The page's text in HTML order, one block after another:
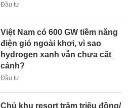
Đầu tư
Việt Nam có 600 GW tiềm năng
điện gió ngoài khơi, vì sao
hydrogen xanh vẫn chưa cất
cánh?
Đầu tư
Chủ khu resort trăm triệu đồng/